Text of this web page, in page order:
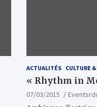
ACTUALITÉS CULTURE
« Rhythm in
07/03/2015